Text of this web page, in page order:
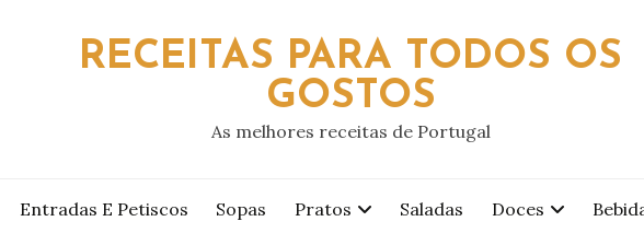
RECEITAS PARA TODOS OS
GOSTOS
As melhores receitas de Portugal
Entradas E Petiscos Sopas Pratos Saladas Doces